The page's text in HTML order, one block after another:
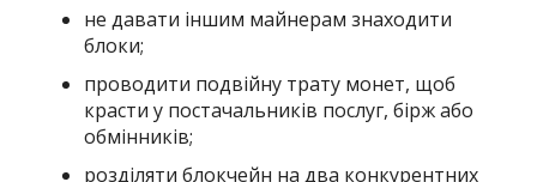
Однак все це лише теорія. Зловмисний
майнінговий пул потребує надзвичайного
фінансування. У 2019 році спеціалісти підрахували,
що для того, щоб атакувати біткоїн, знадобиться
понад півмільйона доларів на годину.